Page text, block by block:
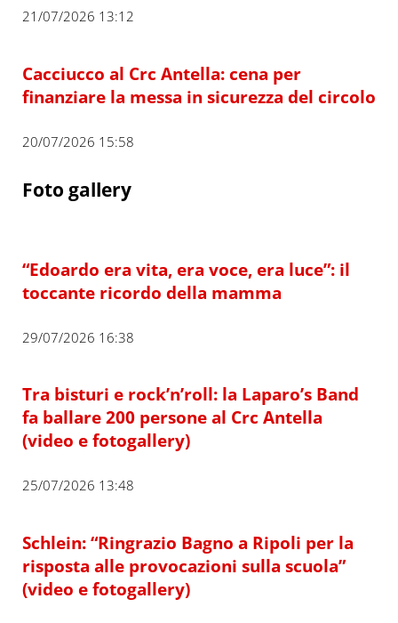
21/07/2026 13:12
Cacciucco al Crc Antella: cena per
finanziare la messa in sicurezza del circolo
20/07/2026 15:58
Foto gallery
“Edoardo era vita, era voce, era luce”: il
toccante ricordo della mamma
29/07/2026 16:38
Tra bisturi e rock’n’roll: la Laparo’s Band
fa ballare 200 persone al Crc Antella
(video e fotogallery)
25/07/2026 13:48
Schlein: “Ringrazio Bagno a Ripoli per la
risposta alle provocazioni sulla scuola”
(video e fotogallery)